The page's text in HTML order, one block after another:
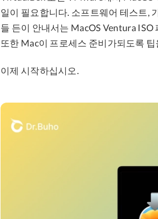
일이 필요합니다. 소프트웨어 테스트,
들 든이 안내서는 MacOS Ventura
또한 Mac이 프로세스 준비가되도록
이제 시작하십시오.